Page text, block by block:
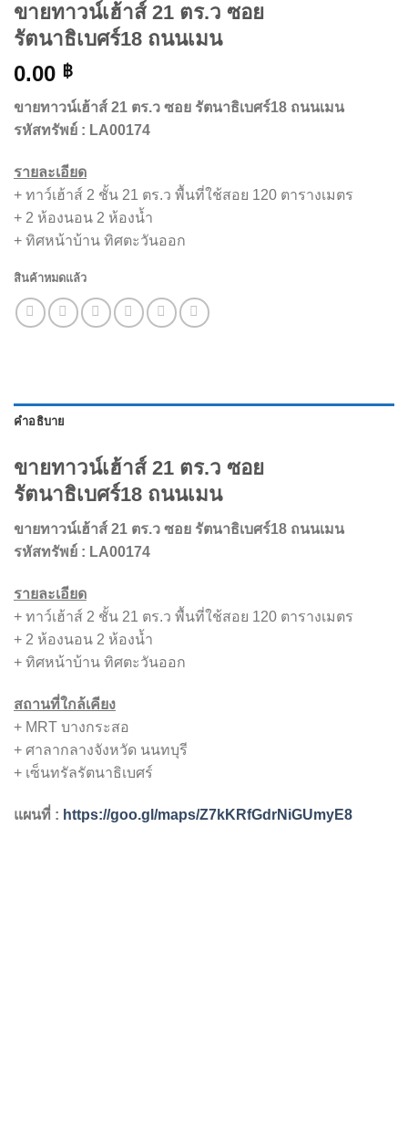
ขายทาวน์เฮ้าส์ 21 ตร.ว ซอย
รัตนาธิเบศร์18 ถนนเมน
0.00 ฿
ขายทาวน์เฮ้าส์ 21 ตร.ว ซอย รัตนาธิเบศร์18 ถนนเมน
รหัสทรัพย์ : LA00174
รายละเอียด
+ ทาว์เฮ้าส์ 2 ชั้น 21 ตร.ว พื้นที่ใช้สอย 120 ตารางเมตร
+ 2 ห้องนอน 2 ห้องน้ำ
+ ทิศหน้าบ้าน ทิศตะวันออก
สินค้าหมดแล้ว
คำอธิบาย
ขายทาวน์เฮ้าส์ 21 ตร.ว ซอย
รัตนาธิเบศร์18 ถนนเมน
ขายทาวน์เฮ้าส์ 21 ตร.ว ซอย รัตนาธิเบศร์18 ถนนเมน
รหัสทรัพย์ : LA00174
รายละเอียด
+ ทาว์เฮ้าส์ 2 ชั้น 21 ตร.ว พื้นที่ใช้สอย 120 ตารางเมตร
+ 2 ห้องนอน 2 ห้องน้ำ
+ ทิศหน้าบ้าน ทิศตะวันออก
สถานที่ใกล้เคียง
+ MRT บางกระสอ
+ ศาลากลางจังหวัด นนทบุรี
+ เซ็นทรัลรัตนาธิเบศร์
แผนที่ : https://goo.gl/maps/Z7kKRfGdrNiGUmyE8